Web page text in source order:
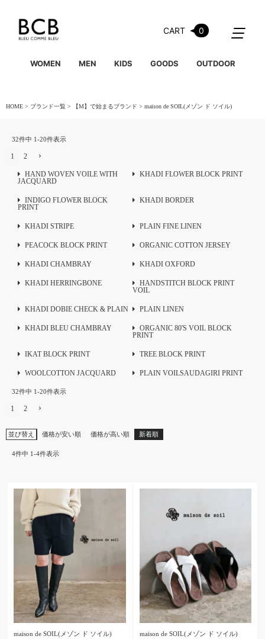
CART 0
WOMEN MEN KIDS GOODS OUTDOOR
HOME ブランド一覧 【M】で始まるブランド maison de SOIL(メゾン ド ソイル)
32件中 1-20件表示
1 2
HAND WOVEN VOILE WITH
JACQUARD
KHADI FLOWER BLOCK PRINT
INDIGO FLOWER BLOCK
PRINT
KHADI BORDER
KHADI STRIPE PLAIN FINE LINEN
PEACOCK BLOCK PRINT ORGANIC COTTON JERSEY
KHADI CHAMBRAY KHADI OXFORD
KHADI HERRINGBONE
HANDSTITCH BLOCK PRINT
VOIL
KHADI DOBIE CHECK & PLAIN PLAIN LINEN
KHADI BLEU CHAMBRAY
ORGANIC 80'S VOIL BLOCK
PRINT
IKAT BLOCK PRINT TREE BLOCK PRINT
WOOLCOTTON JACQUARD PLAIN VOILSAUDAGIRI PRINT
32件中 1-20件表示
1 2
並び替え 価格が安い順 価格が高い順 新着順
4件中 1-4件表示
maison de SOIL(メゾン ド ソイル)
maison de SOIL(メゾン ド ソイル)